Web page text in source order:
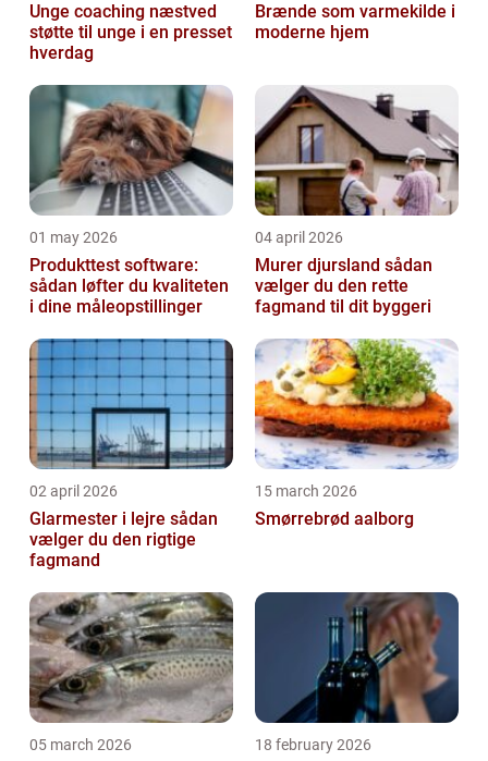
Unge coaching næstved
støtte til unge i en presset
hverdag
Brænde som varmekilde i
moderne hjem
01 may 2026
Produkttest software:
sådan løfter du kvaliteten
i dine måleopstillinger
04 april 2026
Murer djursland sådan
vælger du den rette
fagmand til dit byggeri
02 april 2026
Glarmester i lejre sådan
vælger du den rigtige
fagmand
15 march 2026
Smørrebrød aalborg
05 march 2026 18 february 2026